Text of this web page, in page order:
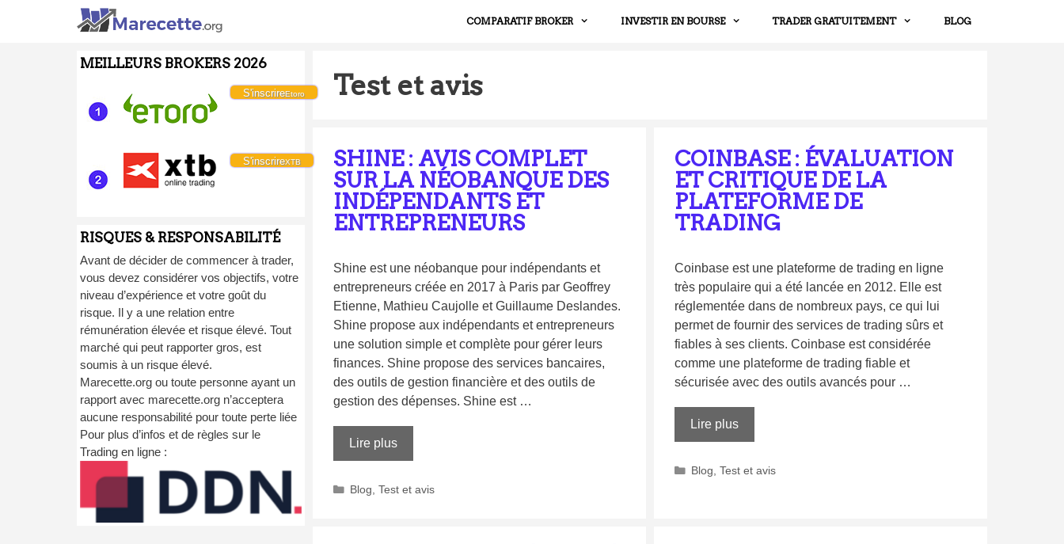
COMPARATIF BROKER INVESTIR EN BOURSE TRADER GRATUITEMENT BLOG
Test et avis
SHINE : AVIS COMPLET
SUR LA NÉOBANQUE DES
INDÉPENDANTS ET
ENTREPRENEURS
Shine est une néobanque pour indépendants et
entrepreneurs créée en 2017 à Paris par Geoffrey
Etienne, Mathieu Caujolle et Guillaume Deslandes.
Shine propose aux indépendants et entrepreneurs
une solution simple et complète pour gérer leurs
finances. Shine propose des services bancaires,
des outils de gestion financière et des outils de
gestion des dépenses. Shine est …
Lire plus
Blog, Test et avis
COINBASE : ÉVALUATION
ET CRITIQUE DE LA
PLATEFORME DE
TRADING
Coinbase est une plateforme de trading en ligne
très populaire qui a été lancée en 2012. Elle est
réglementée dans de nombreux pays, ce qui lui
permet de fournir des services de trading sûrs et
fiables à ses clients. Coinbase est considérée
comme une plateforme de trading fiable et
sécurisée avec des outils avancés pour …
Lire plus
Blog, Test et avis
MEILLEURS BROKERS 2026
S'inscrireEtoro
S'inscrireXTB
RISQUES & RESPONSABILITÉ
Avant de décider de commencer à trader,
vous devez considérer vos objectifs, votre
niveau d’expérience et votre goût du
risque. Il y a une relation entre
rémunération élevée et risque élevé. Tout
marché qui peut rapporter gros, est
soumis à un risque élevé.
Marecette.org ou toute personne ayant un
rapport avec marecette.org n’acceptera
aucune responsabilité pour toute perte liée
Pour plus d’infos et de règles sur le
Trading en ligne :